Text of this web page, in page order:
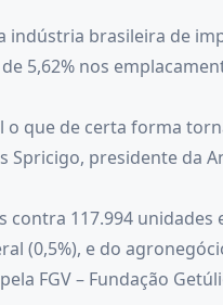
indústria brasileira de
nos
que de certa forma
presidente da
117.994 unidades
(0,5%), e do
FGV – Fundação